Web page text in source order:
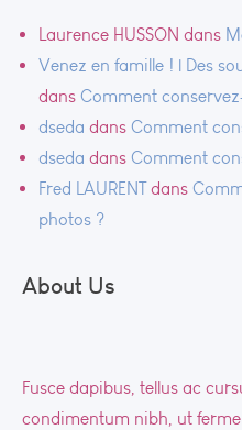
Laurence HUSSON dans
Venez en famille ! | Des
dans Comment
dseda dans Comment
dseda dans Comment
Fred LAURENTdans
photos ?
About Us
Fusce dapibus, tellus ac
condimentum nibh, ut